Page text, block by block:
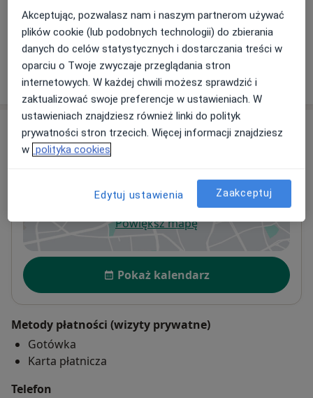
Od 250 zł Szczegóły
W jaki sposób ustalane są ceny?
Adres
Powiększ mapęotwiera się w nowej karcie
Dostępność
Pokaż kalendarz
Metody płatności (wizyty prywatne)
Gotówka
Karta płatnicza
Telefon
Akceptując, pozwalasz nam i naszym partnerom używać
plików cookie (lub podobnych technologii) do zbierania
danych do celów statystycznych i dostarczania treści w
oparciu o Twoje zwyczaje przeglądania stron
internetowych. W każdej chwili możesz sprawdzić i
zaktualizować swoje preferencje w ustawieniach. W
ustawieniach znajdziesz również linki do polityk
prywatności stron trzecich. Więcej informacji znajdziesz
w polityka cookies
Edytuj ustawienia Zaakceptuj